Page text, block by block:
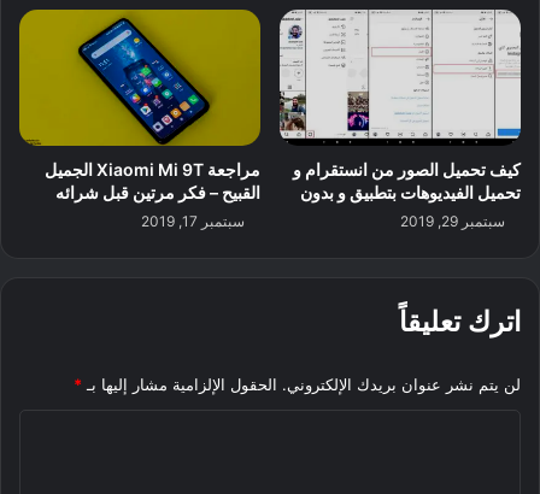
كيف تحميل الصور من انستقرام و
تحميل الفيديوهات بتطبيق و بدون
سبتمبر 29, 2019
مراجعة Xiaomi Mi 9T الجميل
القبيح – فكر مرتين قبل شرائه
سبتمبر 17, 2019
اترك تعليقاً
لن يتم نشر عنوان بريدك الإلكتروني. الحقول الإلزامية مشار إليها بـ *